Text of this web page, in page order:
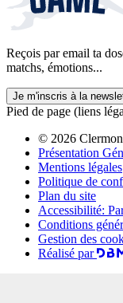
Reçois par email ta
matchs, émotions...
Je m'inscris à la
Pied de page (liens
© 2026
Présentation
Mentions légales
Politique de
Plan du site
Accessibilité:
Conditions
Gestion des
Réalisé par